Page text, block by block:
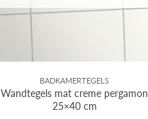
BADKAMERTEGELS
Wandtegels mat creme pergamon
25×40 cm